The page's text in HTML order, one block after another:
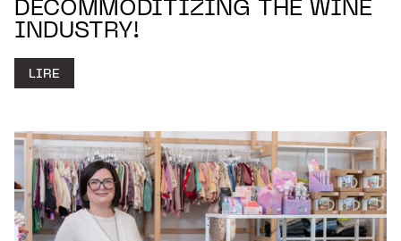
DECOMMODITIZING THE WINE
INDUSTRY!
LIRE